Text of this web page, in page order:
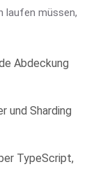
laufen müssen,
Abdeckung
und Sharding
TypeScript,